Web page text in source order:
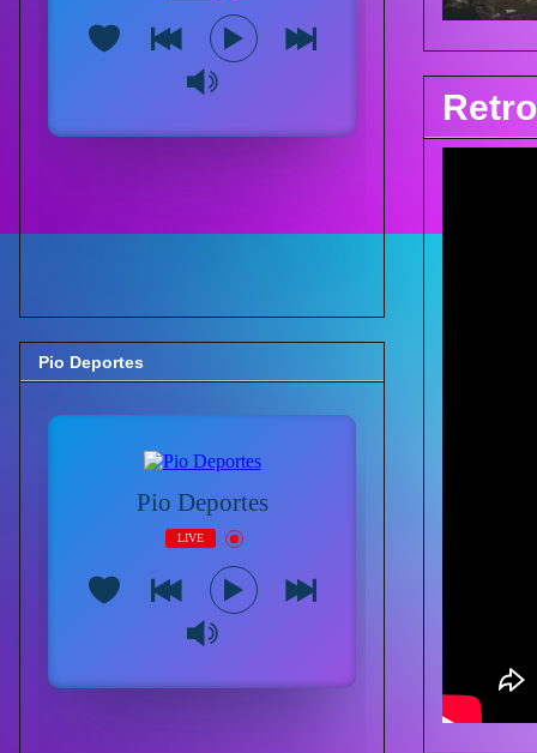
Pio Deportes